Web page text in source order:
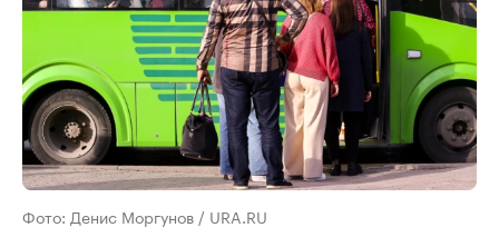
Фото: Денис Моргунов / URA.RU